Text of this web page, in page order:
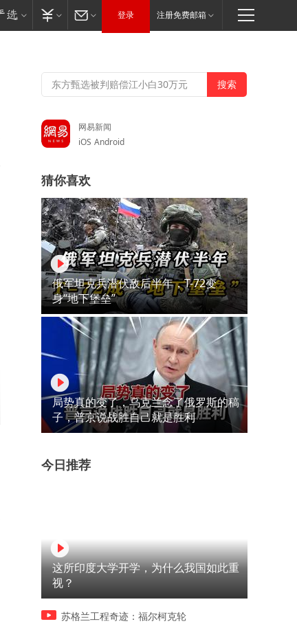
登录 注册免费邮箱
00:46
网易新闻
iOS Android
猜你喜欢
俄军坦克兵潜伏敌后半年，T-72变
身“地下堡垒”
局势真的变了，乌克兰念了俄罗斯的稿
子，普京说战胜自己就是胜利
今日推荐
这所印度大学开学，为什么我国如此重
视？
苏格兰工程奇迹：福尔柯克轮